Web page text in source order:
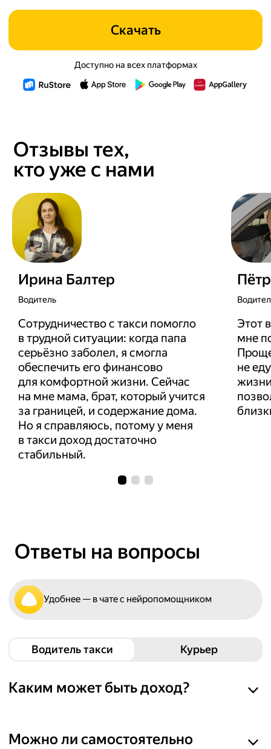
Скачать
Доступно на всех платформах
Отзывы тех,
кто уже с нами
Ирина Балтер
Водитель
Сотрудничество с такси помогло
в трудной ситуации: когда папа
серьёзно заболел, я смогла
обеспечить его финансово
для комфортной жизни. Сейчас
на мне мама, брат, который учится
за границей, и содержание дома.
Но я справляюсь, потому у меня
в такси доход достаточно
стабильный.
Этот
мне
не
Ответы на вопросы
Удобнее — в чате с нейропомощником
Водитель такси Курьер
Каким может быть доход?
зависит от региона и от графика. Вы можете
Можно ли самостоятельно